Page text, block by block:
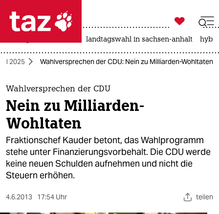
 taz zahl ich
taz zahl ich
themen
politik
öko
gesellschaft
kultur
sport

taz zahl ich
landtagswahl in sachsen-anhalt
2025 Wahlversprechen der CDU: Nein zu Milliarden-Wohltaten
Wahlversprechen der CDU
Nein zu Milliarden-
Wohltaten
Fraktionschef Kauder betont, das Wahlprogramm
stehe unter Finanzierungsvorbehalt. Die CDU werde
keine neuen Schulden aufnehmen und nicht die
Steuern erhöhen.
4.6.2013 17:54 Uhr teilen